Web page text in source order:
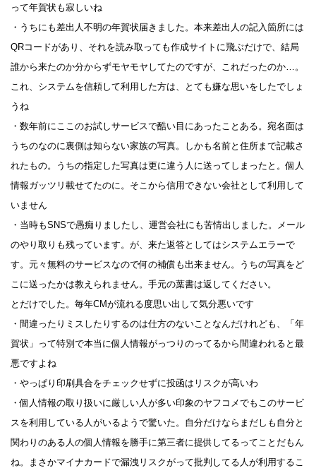
って年賀状も寂しいね
・うちにも差出人不明の年賀状届きました。本来差出人の記入箇所には
QRコードがあり、それを読み取っても作成サイトに飛ぶだけで、結局
誰から来たのか分からずモヤモヤしてたのですが、これだったのか…。
これ、システムを信頼して利用した方は、とても嫌な思いをしたでしょ
うね
・数年前にここのお試しサービスで酷い目にあったことある。宛名面は
うちのなのに裏側は知らない家族の写真。しかも名前と住所まで記載さ
れたもの。うちの指定した写真は更に違う人に送ってしまったと。個人
情報ガッツリ載せてたのに。そこから信用できない会社として利用して
いません
・当時もSNSで愚痴りましたし、運営会社にも苦情出しました。メール
のやり取りも残っています。が、来た返答としてはシステムエラーで
す。元々無料のサービスなので何の補償も出来ません。うちの写真をど
こに送ったかは教えられません。手元の葉書は返してください。
とだけでした。毎年CMが流れる度思い出して気分悪いです
・間違ったりミスしたりするのは仕方のないことなんだけれども、「年
賀状」って特別で本当に個人情報がっつりのってるから間違われると最
悪ですよね
・やっぱり印刷具合をチェックせずに投函はリスクが高いわ
・個人情報の取り扱いに厳しい人が多い印象のヤフコメでもこのサービ
スを利用している人がいるようで驚いた。自分だけならまだしも自分と
関わりのある人の個人情報を勝手に第三者に提供してるってことだもん
ね。まさかマイナカードで漏洩リスクがって批判してる人が利用するこ